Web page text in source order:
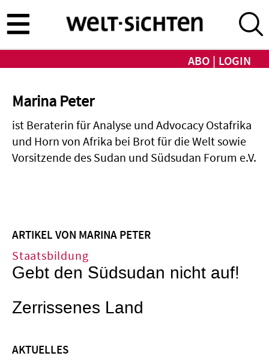
zum
Inhalt
ABO LOGIN
Marina Peter
ist Beraterin für Analyse und Advocacy Ostafrika
und Horn von Afrika bei Brot für die Welt sowie
Vorsitzende des Sudan und Südsudan Forum e.V.
ARTIKEL VON MARINA PETER
Staatsbildung
Gebt den Südsudan nicht auf!
Zerrissenes Land
AKTUELLES